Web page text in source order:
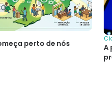
perto de nós
A